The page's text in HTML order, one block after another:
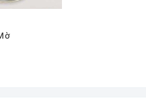
thể thiếu cho các công trình bằng